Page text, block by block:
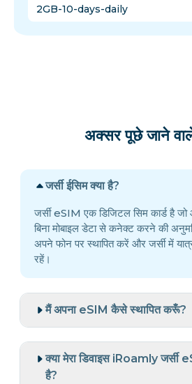
2GB-10-days-daily
अक्सर पूछे जाने
जर्सी ईसिम क्या है?
जर्सी eSIM एक डिजिटल सिम कार्ड है
बिना मोबाइल डेटा से कनेक्ट करने की
अपने फोन पर स्थापित करें और जर्सी में
रहें।
मैं अपना eSIM कैसे स्थापित करूँ?
क्या मेरा डिवाइस iRoamly
है?